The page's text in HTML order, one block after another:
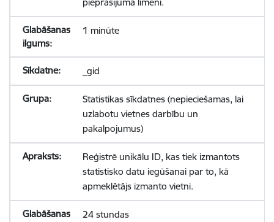
1 minūte
_gid
Statistikas sīkdatnes (nepieciešamas, lai
uzlabotu vietnes darbību un
pakalpojumus)
Reģistrē unikālu ID, kas tiek izmantots
statistisko datu iegūšanai par to, kā
apmeklētājs izmanto vietni.
24 stundas